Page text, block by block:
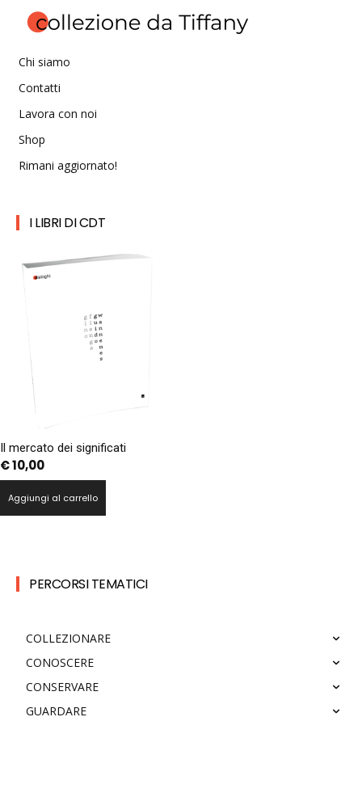
Chi siamo
Contatti
Lavora con noi
Shop
Rimani aggiornato!
I LIBRI DI CDT
Il mercato dei significati
€10,00
Aggiungi al carrello
PERCORSI TEMATICI
COLLEZIONARE
CONOSCERE
CONSERVARE
GUARDARE